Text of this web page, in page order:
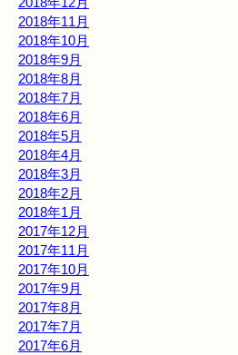
2018年11月
2018年10月
2018年9月
2018年8月
2018年7月
2018年6月
2018年5月
2018年4月
2018年3月
2018年2月
2018年1月
2017年12月
2017年11月
2017年10月
2017年9月
2017年8月
2017年7月
2017年6月